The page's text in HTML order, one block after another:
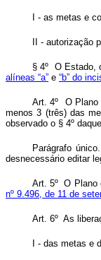
I - as metas e
II - autorização
§ 4º O Estado,
alíneas “a” e “b” do
Art. 4º O Plano
menos 3 (três) das
observado o § 4º
Parágrafo
desnecessário editar
Art. 5º O Plano
nº 9.496, de 11 de
Art. 6º As
I - das metas e